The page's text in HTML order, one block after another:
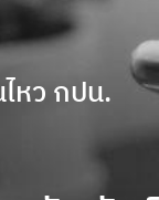
หว กปน.